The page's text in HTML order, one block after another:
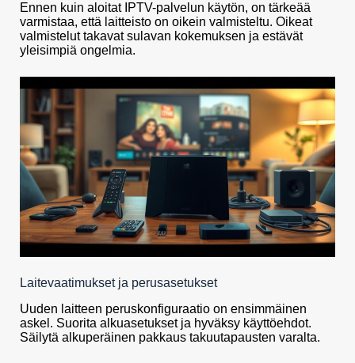
Ennen kuin aloitat IPTV-palvelun käytön, on tärkeää
varmistaa, että laitteisto on oikein valmisteltu. Oikeat
valmistelut takavat sulavan kokemuksen ja estävät
yleisimpiä ongelmia.
Laitevaatimukset ja perusasetukset
Uuden laitteen peruskonfiguraatio on ensimmäinen
askel. Suorita alkuasetukset ja hyväksy käyttöehdot.
Säilytä alkuperäinen pakkaus takuutapausten varalta.